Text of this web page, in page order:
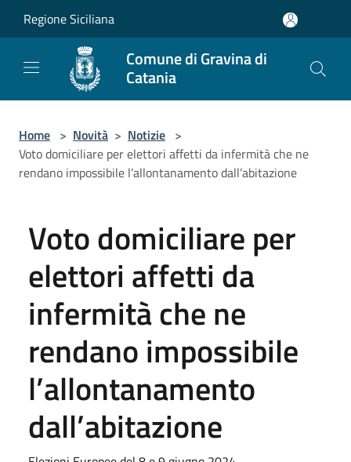
Regione Siciliana
Comune di Gravina di
Catania
Home > Novità > Notizie >
Voto domiciliare per elettori affetti da infermità che ne
rendano impossibile l’allontanamento dall’abitazione
Voto domiciliare per
elettori affetti da
infermità che ne
rendano impossibile
l’allontanamento
dall’abitazione